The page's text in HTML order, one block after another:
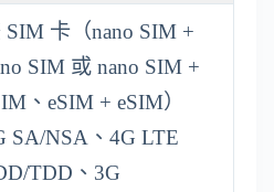
SIM 卡（nano SIM +
SIM 或 nano SIM +
、eSIM + eSIM）
SA/NSA、4G LTE
TDD、3G